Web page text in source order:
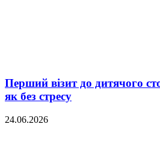
Перший візит до дитячого
як без стресу
24.06.2026